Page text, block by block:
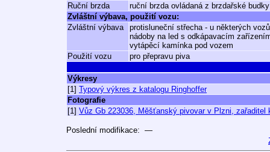
Ruční brzda
ruční brzda ovládaná z brzdařské budky
Zvláštní výbava, použití vozu:
Zvláštní výbava
protisluneční střecha - u některých
nádoby na led s odkápavacím
vytápěcí kamínka pod vozem
Použití vozu
pro přepravu piva
Výkresy
[1] Typový výkres z katalogu Ringhoffer
Fotografie
[1] Vůz Gb 223036, Měšťanský pivovar v Plzni, zařaditel
Poslední modifikace: —